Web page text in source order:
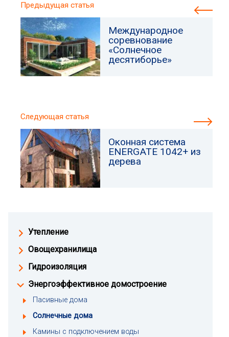
Утепление
Овощехранилища
Гидроизоляция
Энергоэффективное домостроение
Пасивные дома
Солнечные дома
Камины с подключением воды
Предыдущая статья
Международное
соревнование
«Солнечное
десятиборье»
Следующая статья
Оконная система
ENERGATE 1042+ из
дерева